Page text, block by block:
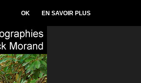
OK EN SAVOIR PLUS